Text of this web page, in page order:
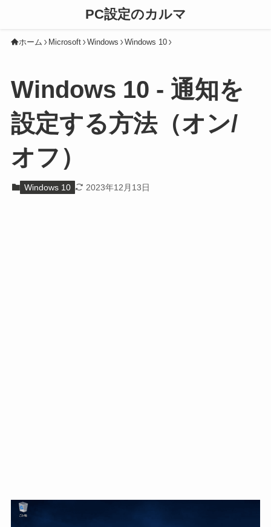
PC設定のカルマ
ホーム Microsoft Windows Windows 10
Windows 10 - 通知を
設定する方法（オン/
オフ）
Windows 10 2023年12月13日